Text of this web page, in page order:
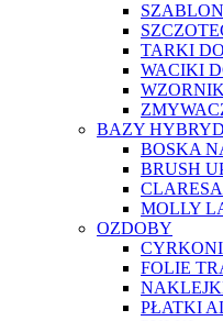
TARKI
WACIKI
BAZY
BOSKA
BRUSH
CLARESA
MOLLY
OZDOBY
FOLIE
PŁATKI